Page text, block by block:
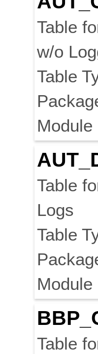
Table
w/o
Table
Module
Table
Logs
Table
Module
Table